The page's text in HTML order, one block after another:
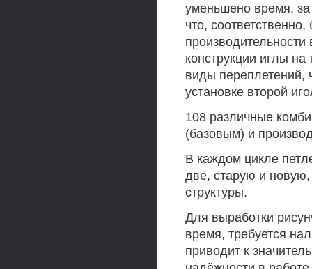
уменьшено время,
что,
конструкции иглы
виды переплетений,
установке второй
108 различные
(базовым) и
В каждом цикле
две, старую и
структуры.
Для выработки
время, требуется
приводит к